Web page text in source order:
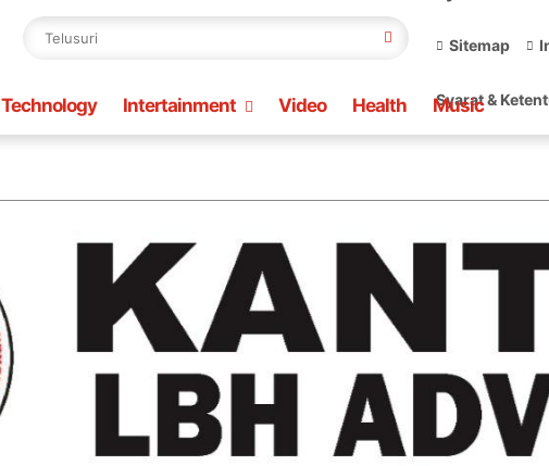
Sitemap
Syarat &
Technology Intertainment Video Health Music